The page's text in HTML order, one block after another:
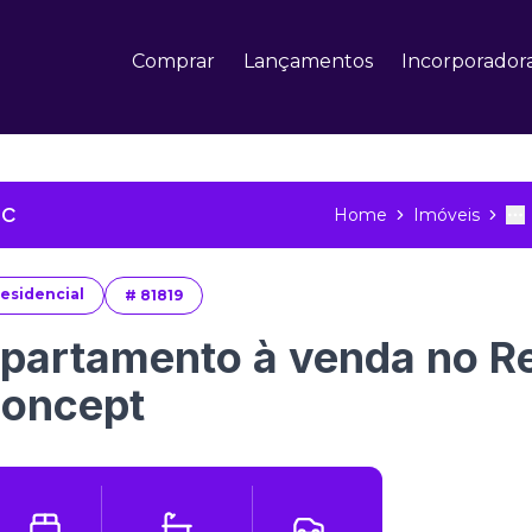
Comprar Lançamentos
Home Imóveis
# 81819
à venda no